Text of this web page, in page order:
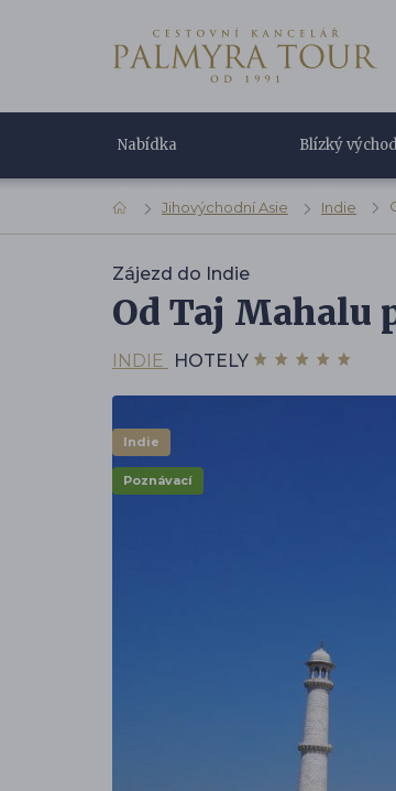
Nabídka Blízký
Jihovýchodní Asie Indie
Zájezd do Indie
Od Taj Mahalu
INDIE HOTELY
Indie
Poznávací